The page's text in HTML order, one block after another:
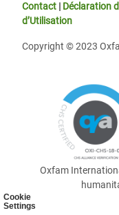
Cookie
Settings
Contact | Déclaration
d’Utilisation
Copyright © 2023
Oxfam